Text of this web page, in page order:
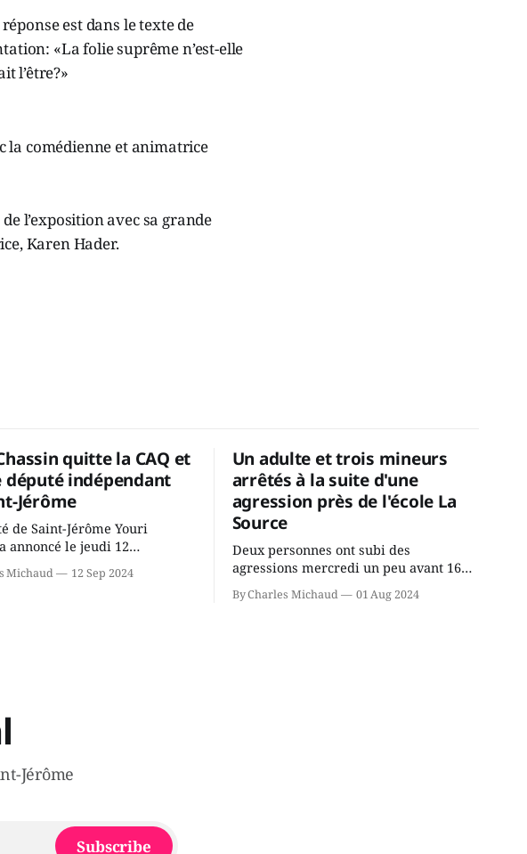
est dans le texte de
«La folie suprême n’est-elle
l’être?»
la comédienne et animatrice
l’exposition avec sa grande
Karen Hader.
quitte la CAQ et
député indépendant
Jérôme
de Saint-Jérôme Youri
annoncé le jeudi 12
qu'il quitte le caucus de la
Québec de François
Michaud 12 Sep 2024
Un adulte et trois mineurs
arrêtés à la suite d'une
agression près de l'école La
Source
Deux personnes ont subi des
agressions mercredi un peu avant 16h
à proximité de l'école primaire La
Source dans le secteur Bellefeuille de
By Charles Michaud 01 Aug 2024
Jérôme
Subscribe